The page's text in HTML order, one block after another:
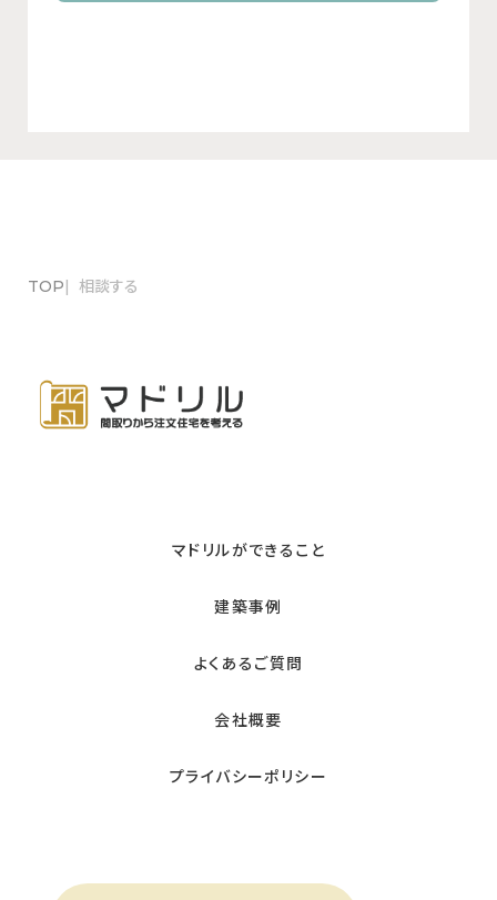
TOP 相談する
マドリルができること
建築事例
よくあるご質問
会社概要
プライバシーポリシー